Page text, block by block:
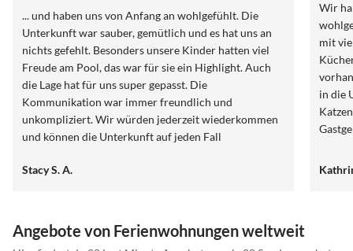
... und haben uns von Anfang an wohlgefühlt. Die
Unterkunft war sauber, gemütlich und es hat uns an
nichts gefehlt. Besonders unsere Kinder hatten viel
Freude am Pool, das war für sie ein Highlight. Auch
die Lage hat für uns super gepasst. Die
Kommunikation war immer freundlich und
unkompliziert. Wir würden jederzeit wiederkommen
und können die Unterkunft auf jeden Fall
Stacy S. A.
Wir
mit
in die
Angebote von Ferienwohnungen weltweit